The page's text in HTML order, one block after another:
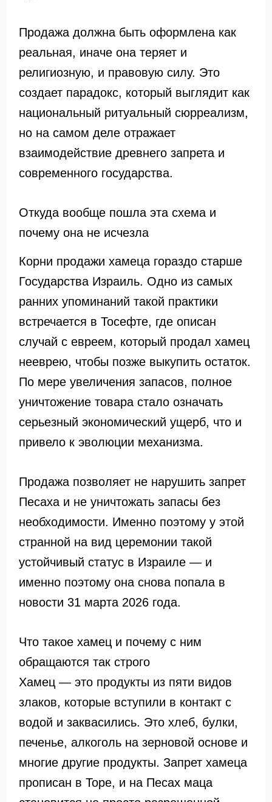
Продажа должна быть оформлена как
реальная, иначе она теряет и
религиозную, и правовую силу. Это
создает парадокс, который выглядит как
национальный ритуальный сюрреализм,
но на самом деле отражает
взаимодействие древнего запрета и
современного государства.
Откуда вообще пошла эта схема и
почему она не исчезла
Корни продажи хамеца гораздо старше
Государства Израиль. Одно из самых
ранних упоминаний такой практики
встречается в Тосефте, где описан
случай с евреем, который продал хамец
нееврею, чтобы позже выкупить остаток.
По мере увеличения запасов, полное
уничтожение товара стало означать
серьезный экономический ущерб, что и
привело к эволюции механизма.
Продажа позволяет не нарушить запрет
Песаха и не уничтожать запасы без
необходимости. Именно поэтому у этой
странной на вид церемонии такой
устойчивый статус в Израиле — и
именно поэтому она снова попала в
новости 31 марта 2026 года.
Что такое хамец и почему с ним
обращаются так строго
Хамец — это продукты из пяти видов
злаков, которые вступили в контакт с
водой и заквасились. Это хлеб, булки,
печенье, алкоголь на зерновой основе и
многие другие продукты. Запрет хамеца
прописан в Торе, и на Песах маца